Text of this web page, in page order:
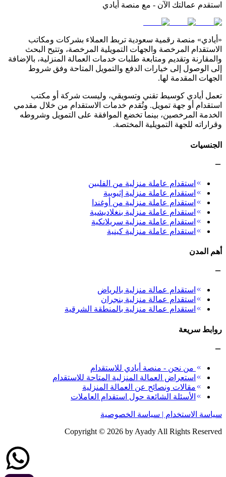
استقدم عمالتك الآن - مع منصة أيادي
«أيادي» منصة رقمية سعودية تربط العملاء بشركات ومكاتب
الاستقدام المرخصة والجهات التمويلية المرخصة، وتتيح البحث
والمقارنة وتقديم ومتابعة طلبات خدمات العمالة المنزلية، بالإضافة
إلى الوصول إلى خيارات الدفع والتمويل المتاحة وفق شروط
الجهات المقدمة لها.
تعمل أيادي كوسيط تقني وتسويقي، وليست شركة أو مكتب
استقدام أو جهة تمويل. وتُقدم خدمات الاستقدام من خلال مقدمي
الخدمة المرخصين، بينما تخضع الموافقة على التمويل وشروطه
وقراراته للجهة التمويلية المختصة.
الجنسيات
استقدام عاملة منزلية من الفلبين
استقدام عاملة منزلية إثيوبية
استقدام عاملة منزلية من أوغندا
استقدام عاملة منزلية بنغلاديشية
استقدام عاملة منزلية سريلانكية
استقدام عاملة منزلية كينية
أهم المدن
استقدام عمالة منزلية بالرياض
استقدام عمالة منزلية بنجران
استقدام عمالة منزلية بالمنطقة الشرقية
روابط سريعة
من نحن - منصة أيادي للاستقدام
استعراض العمالة المنزلية المتاحة للاستقدام
مقالات ونصائح عن العمالة المنزلية
الأسئلة الشائعة حول استقدام العاملات
سياسة الاستخدام | سياسة الخصوصية
Copyright © 2026 by Ayady All Rights Reserved